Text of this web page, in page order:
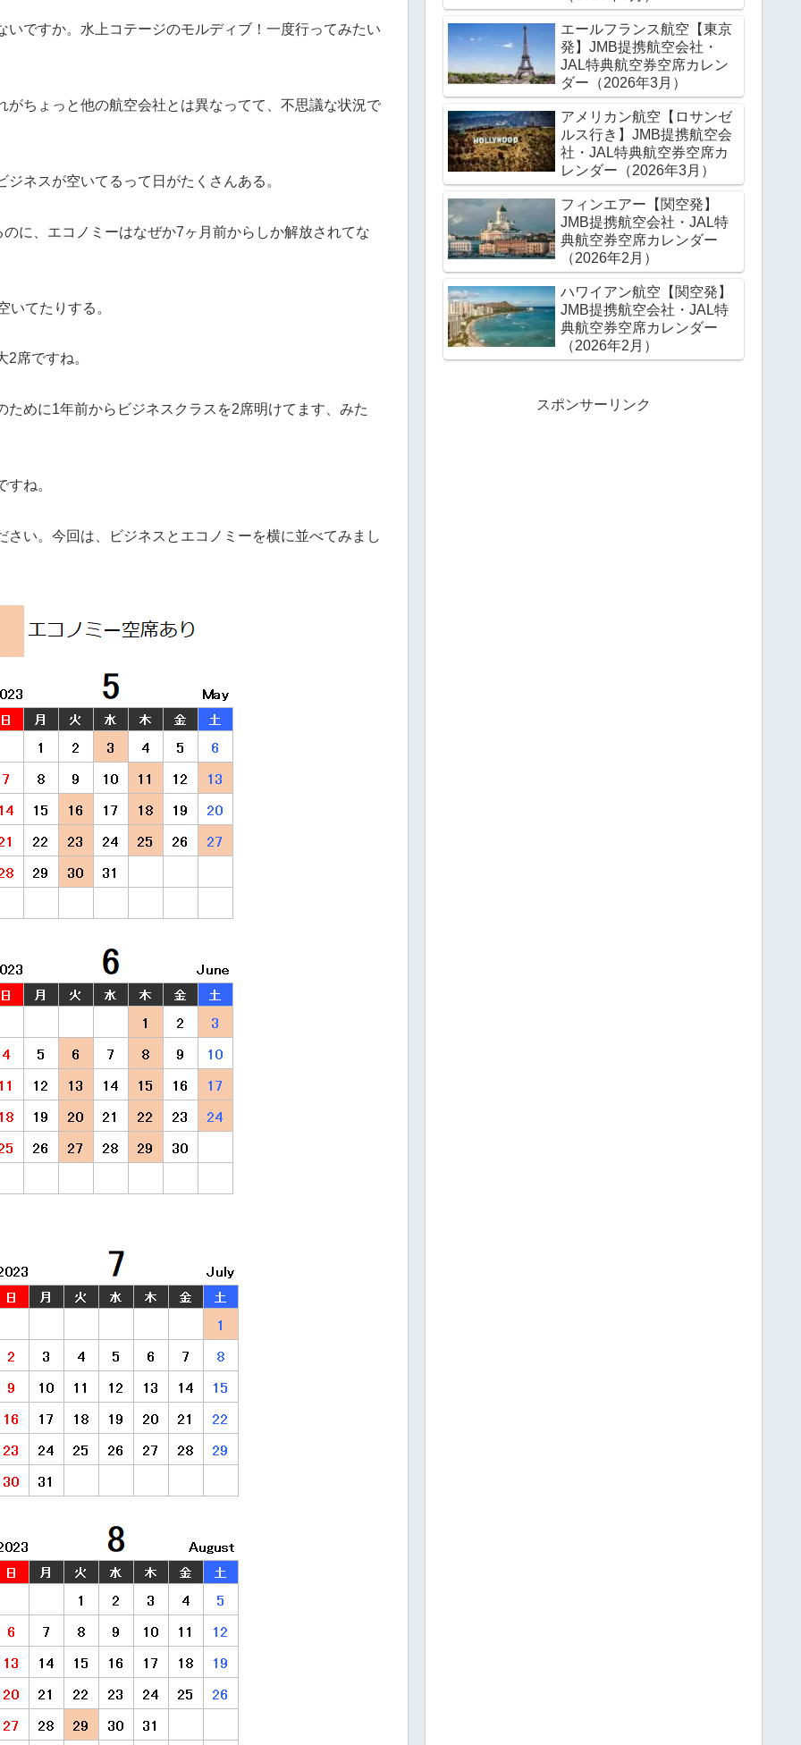
ですか。水上コテージのモルディブ！一度行ってみたい
ちょっと他の航空会社とは異なってて、不思議な状況で
ネスが空いてるって日がたくさんある。
に、エコノミーはなぜか7ヶ月前からしか解放されてな
いてたりする。
席ですね。
めに1年前からビジネスクラスを2席明けてます、みた
ね。
い。今回は、ビジネスとエコノミーを横に並べてみまし
エールフランス航空【東京
発】JMB提携航空会社・
JAL特典航空券空席カレン
ダー（2026年3月）
アメリカン航空【ロサンゼ
ルス行き】JMB提携航空会
社・JAL特典航空券空席カ
レンダー（2026年3月）
フィンエアー【関空発】
JMB提携航空会社・JAL特
典航空券空席カレンダー
（2026年2月）
ハワイアン航空【関空発】
JMB提携航空会社・JAL特
典航空券空席カレンダー
（2026年2月）
スポンサーリンク